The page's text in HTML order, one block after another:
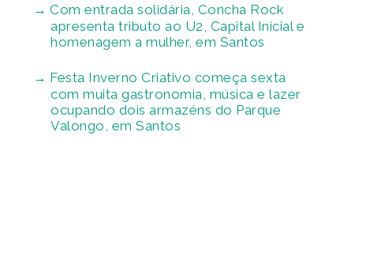
Com entrada solidária, Concha Rock
apresenta tributo ao U2, Capital Inicial e
homenagem a mulher, em Santos
Festa Inverno Criativo começa sexta
com muita gastronomia, música e lazer
ocupando dois armazéns do Parque
Valongo, em Santos